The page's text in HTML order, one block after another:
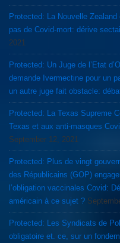
Protected: La Nouvelle
pas de Covid-mort: dérive
2021
Protected: Un Juge de l’Etat
demande Ivermectine pour un
un autre juge fait obstacle:
Protected: La Texas Supreme
Texas et aux anti-masques
September 12, 2021
Protected: Plus de vingt
des Républicains (GOP)
l’obligation vaccinales Covid:
américain à ce sujet ?
Protected: Les Syndicats de
obligatoire et. ce, sur un